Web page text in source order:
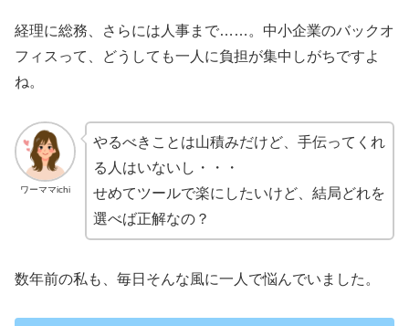
経理に総務、さらには人事まで……。中小企業のバックオ
フィスって、どうしても一人に負担が集中しがちですよ
ね。
ワーママichi
やるべきことは山積みだけど、手伝ってくれ
る人はいないし・・・
せめてツールで楽にしたいけど、結局どれを
選べば正解なの？
数年前の私も、毎日そんな風に一人で悩んでいました。